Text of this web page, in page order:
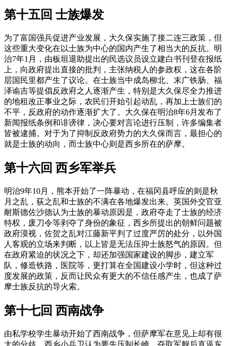
第十五回 士族爆发
为了富国强兵促进产业发展，大久保实施了接二连三政策，但
这些重大变化在以士族为中心的国内产生了相当大的反抗。明
治7年1月，由板垣退助提出的民选议员设立建白书刊登在报纸
上，向政府提出直接的批判，主张纳税人的参政权，这在各阶
层国民里都产生了议论。在士族当中成岛柳北、末广铁肠、福
泽谕吉等提倡反政府之人逐渐产生，特别是大久保尽全力推进
的地租改正事业之际，农民们开始引起动乱，再加上士族们的
不平，反政府的动作逐渐扩大了。大久保在明治8年6月发布了
新闻报纸条例和诽谤律，决心要对言论进行压制，许多编集者
皆被逮捕。对于为了抑制反政府势力的大久保而言，最担心的
就是士族的动向，而士族中心则是西乡所在的萨摩。
第十六回 西乡军举兵
明治9年10月，熊本开始了一阵暴动，在福冈县呼应的则是秋
月之乱，荻之乱和士族的不满在各地爆发出来。英国外交官亚
耐斯德佐沙德认为士族的暴动原因是，政府夺走了士族的经济
特权，废刀令等剥夺了身份的象征，西乡所提出的朝鲜问题被
政府漠视，佐贺之乱对江藤新平判了过度严厉的处分，以外国
人客观的立场来判断，以上皆是无法压抑士族怒气的原因。但
在政府紧迫的状况之下，却还加强国家建设的脚步，建立军
队，修造铁路，医院等，更打算在全国建设小学时，但这种过
度发展的政策，反而让民众有更大的不信任感产生，也成了萨
摩士族反抗的导火索。
第十七回 西南战争
由私学校学生暴动开始了西南战争，但萨摩军在意见上却有很
大的分歧，西乡小兵卫认为要先压制长崎，夺取军舰后直逼东